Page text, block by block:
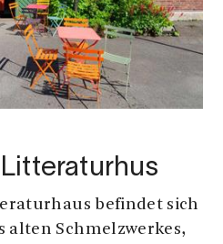
befindet sich
alten Schmelzwerkes,